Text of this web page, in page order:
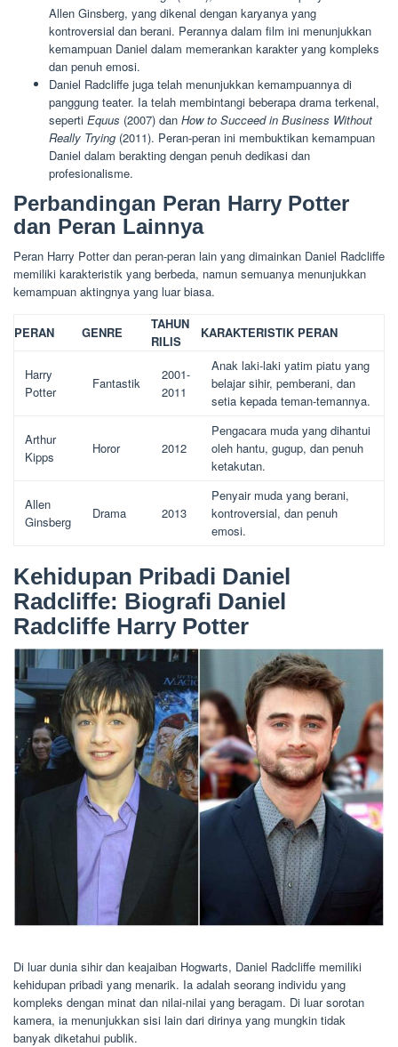
Allen Ginsberg, yang dikenal dengan karyanya yang
kontroversial dan berani. Perannya dalam film ini menunjukkan
kemampuan Daniel dalam memerankan karakter yang kompleks
dan penuh emosi.
Daniel Radcliffe juga telah menunjukkan kemampuannya di
panggung teater. Ia telah membintangi beberapa drama terkenal,
seperti Equus (2007) dan How to Succeed in Business Without
Really Trying (2011). Peran-peran ini membuktikan kemampuan
Daniel dalam berakting dengan penuh dedikasi dan
profesionalisme.
Perbandingan Peran Harry Potter
dan Peran Lainnya
Peran Harry Potter dan peran-peran lain yang dimainkan Daniel Radcliffe
memiliki karakteristik yang berbeda, namun semuanya menunjukkan
kemampuan aktingnya yang luar biasa.
PERAN GENRE
TAHUN
RILIS
KARAKTERISTIK PERAN
Harry
Potter
Fantastik
2001-
2011
Anak laki-laki yatim piatu yang
belajar sihir, pemberani, dan
setia kepada teman-temannya.
Arthur
Kipps
Horor 2012
Pengacara muda yang dihantui
oleh hantu, gugup, dan penuh
ketakutan.
Allen
Ginsberg
Drama 2013
Penyair muda yang berani,
kontroversial, dan penuh
emosi.
Kehidupan Pribadi Daniel
Radcliffe: Biografi Daniel
Radcliffe Harry Potter
Di luar dunia sihir dan keajaiban Hogwarts, Daniel Radcliffe memiliki
kehidupan pribadi yang menarik. Ia adalah seorang individu yang
kompleks dengan minat dan nilai-nilai yang beragam. Di luar sorotan
kamera, ia menunjukkan sisi lain dari dirinya yang mungkin tidak
banyak diketahui publik.